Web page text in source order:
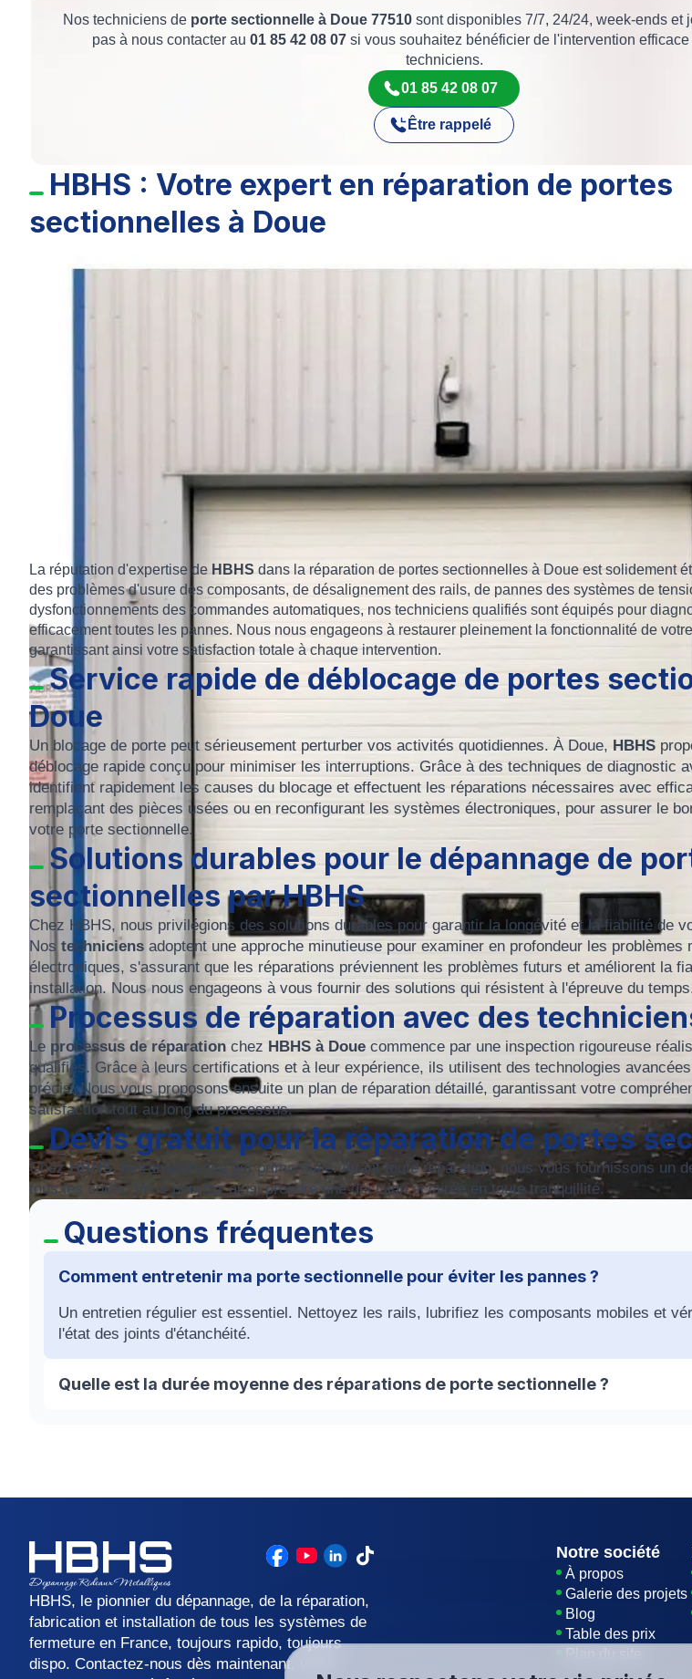
Nos techniciens de porte sectionnelle à Doue 77510 sont disponibles 7/7, 24/24, week-ends et
pas à nous contacter au 01 85 42 08 07si vous souhaitez bénéficier de l'intervention
techniciens.
01 85 42 08 07
Être rappelé
HBHS : Votre expert en réparation de portes
sectionnelles à Doue
La réputation d'expertise de HBHS dans la réparation de portes sectionnelles à Doue est solidement
des problèmes d'usure des composants, de désalignement des rails, de pannes des systèmes de
dysfonctionnements des commandes automatiques, nos techniciens qualifiés sont équipés pour
efficacement toutes les pannes. Nous nous engageons à restaurer pleinement la fonctionnalité de
garantissant ainsi votre satisfaction totale à chaque intervention.
Service rapide de déblocage de portes
Doue
Un blocage de porte peut sérieusement perturber vos activités quotidiennes. À Doue, HBHS
déblocage rapide conçu pour minimiser les interruptions. Grâce à des techniques de diagnostic
identifient rapidement les causes du blocage et effectuent les réparations nécessaires avec
remplaçant des pièces usées ou en reconfigurant les systèmes électroniques, pour assurer le
votre porte sectionnelle.
Solutions durables pour le dépannage de
sectionnelles par HBHS
Chez HBHS, nous privilégions des solutions durables pour garantir la longévité et la fiabilité de
Nos techniciens adoptent une approche minutieuse pour examiner en profondeur les problèmes
électroniques, s'assurant que les réparations préviennent les problèmes futurs et améliorent la
installation. Nous nous engageons à vous fournir des solutions qui résistent à l'épreuve du
Processus de réparation avec des
Le processus de réparation chez HBHS à Doue commence par une inspection rigoureuse
qualifiés. Grâce à leurs certifications et à leur expérience, ils utilisent des technologies
précis. Nous vous proposons ensuite un plan de réparation détaillé, garantissant votre
satisfaction tout au long du processus.
Devis gratuit pour la réparation de portes
ChezHBHS, la transparence est primordiale. Avant toute réparation, nous vous fournissons un
tous les coûts. Vous pourrez ainsi prendre une décision éclairée en toute tranquillité.
Questions fréquentes
Comment entretenir ma porte sectionnelle pour éviter les pannes ?
Un entretien régulier est essentiel. Nettoyez les rails, lubrifiez les composants mobiles et
l'état des joints d'étanchéité.
Quelle est la durée moyenne des réparations de porte sectionnelle ?
HBHS, le pionnier du dépannage, de la réparation,
fabrication et installation de tous les systèmes de
fermeture en France, toujours rapido, toujours
dispo. Contactez-nous dès maintenant, votre
Notre société
À propos
Galerie des projets
Blog
Table des prix